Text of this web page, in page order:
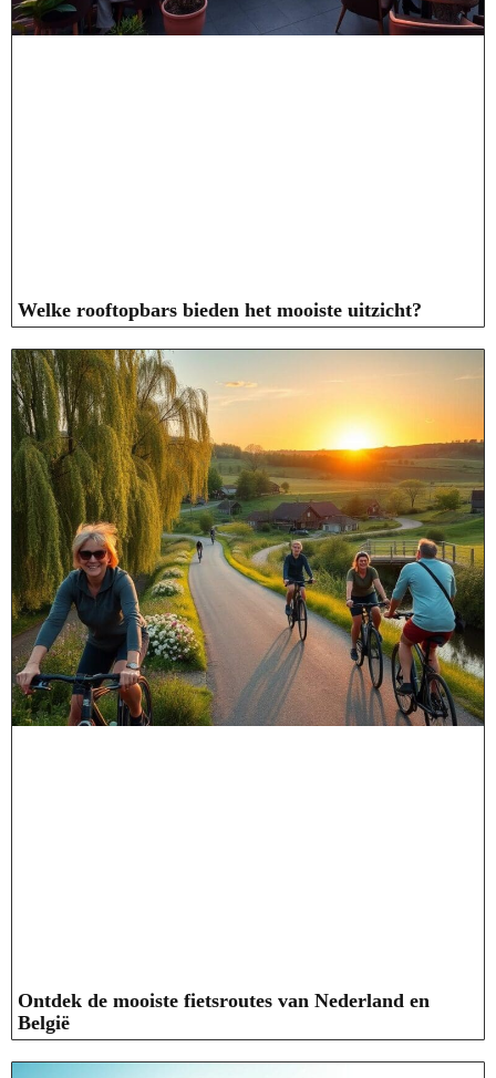
Welke rooftopbars bieden het mooiste uitzicht?
Ontdek de mooiste fietsroutes van Nederland en
België